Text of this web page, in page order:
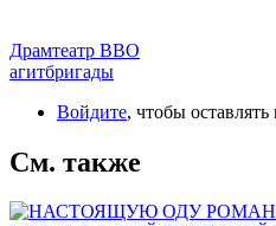
Драмтеатр ВВО
агитбригады
Войдите, чтобы
См. также